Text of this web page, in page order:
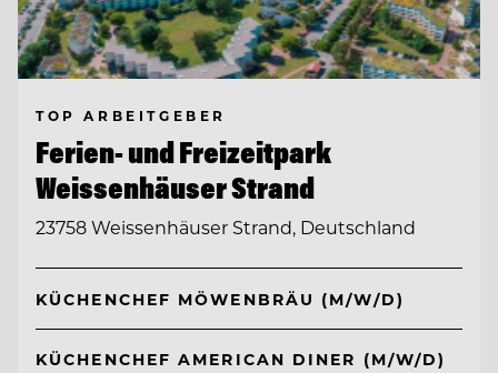
TOP ARBEITGEBER
Ferien- und Freizeitpark
Weissenhäuser Strand
23758 Weissenhäuser Strand, Deutschland
KÜCHENCHEF MÖWENBRÄU (M/W/D)
KÜCHENCHEF AMERICAN DINER (M/W/D)